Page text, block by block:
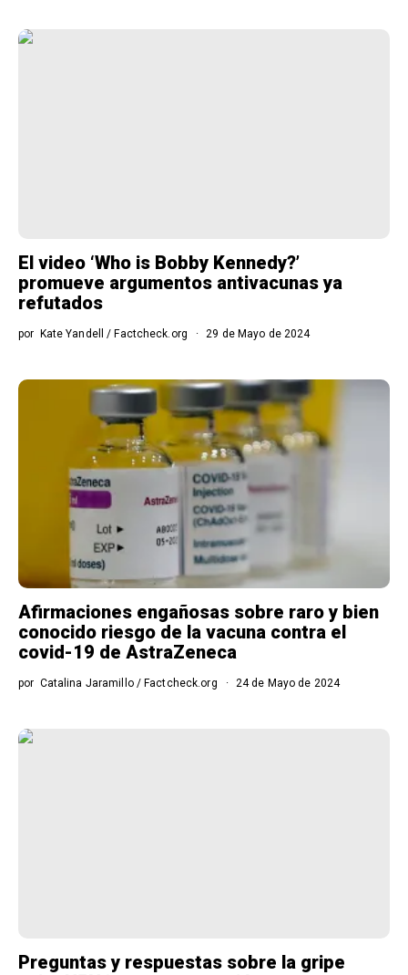
El video ‘Who is Bobby Kennedy?’
promueve argumentos antivacunas ya
refutados
por Kate Yandell / Factcheck.org 29 de Mayo de 2024
Afirmaciones engañosas sobre raro y bien
conocido riesgo de la vacuna contra el
covid-19 de AstraZeneca
por Catalina Jaramillo / Factcheck.org 24 de Mayo de 2024
Preguntas y respuestas sobre la gripe